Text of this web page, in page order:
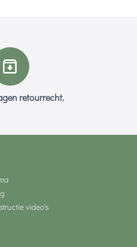
retourrecht.
video's